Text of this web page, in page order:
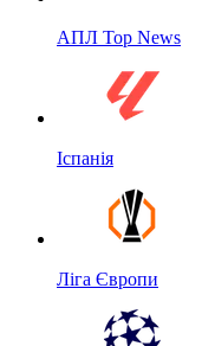
АПЛ Top News
Іспанія
Ліга Європи